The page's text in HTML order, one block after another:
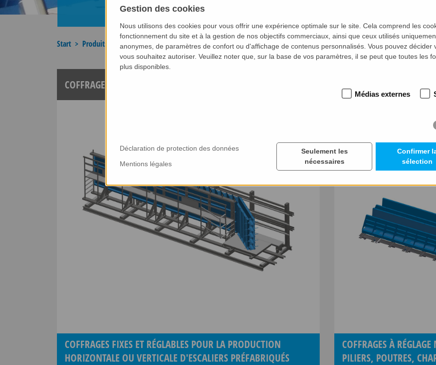
Start Produits maxform
COFFRAGES ESCALIER
COFFRAGES FIXES ET RÉGLABLES POUR LA PRODUCTION
HORIZONTALE OU VERTICALE D'ESCALIERS PRÉFABRIQUÉS
COFFRAGES À
PILIERS, POUTRES,
Gestion des cookies
Nous utilisons des cookies pour vous offrir une expérience optimale sur le site. Cela comprend les
fonctionnement du site et à la gestion de nos objectifs commerciaux, ainsi que ceux utilisés
anonymes, de paramètres de confort ou d'affichage de contenus personnalisés. Vous pouvez décider
vous souhaitez autoriser. Veuillez noter que, sur la base de vos paramètres, il se peut que toutes les
plus disponibles.
Médias externes
Seulement les
nécessaires
Confirmer
sélection
Déclaration de protection des données
Mentions légales